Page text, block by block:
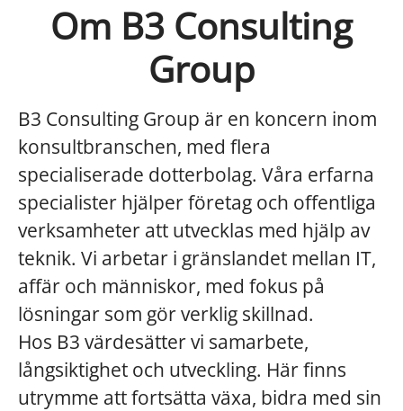
Om B3 Consulting
Group
B3 Consulting Group är en koncern inom
konsultbranschen, med flera
specialiserade dotterbolag. Våra erfarna
specialister hjälper företag och offentliga
verksamheter att utvecklas med hjälp av
teknik. Vi arbetar i gränslandet mellan IT,
affär och människor, med fokus på
lösningar som gör verklig skillnad.
Hos B3 värdesätter vi samarbete,
långsiktighet och utveckling. Här finns
utrymme att fortsätta växa, bidra med sin